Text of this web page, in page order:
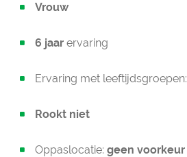
Vrouw
6 jaar ervaring
Ervaring met leeftijdsgroepen:
Rookt niet
Oppaslocatie: geen voorkeur